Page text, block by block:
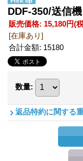
DDF-350/送信
販売価格: 15,180円(
[在庫あり]
合計金額: 15180
数量:
返品特約に関する